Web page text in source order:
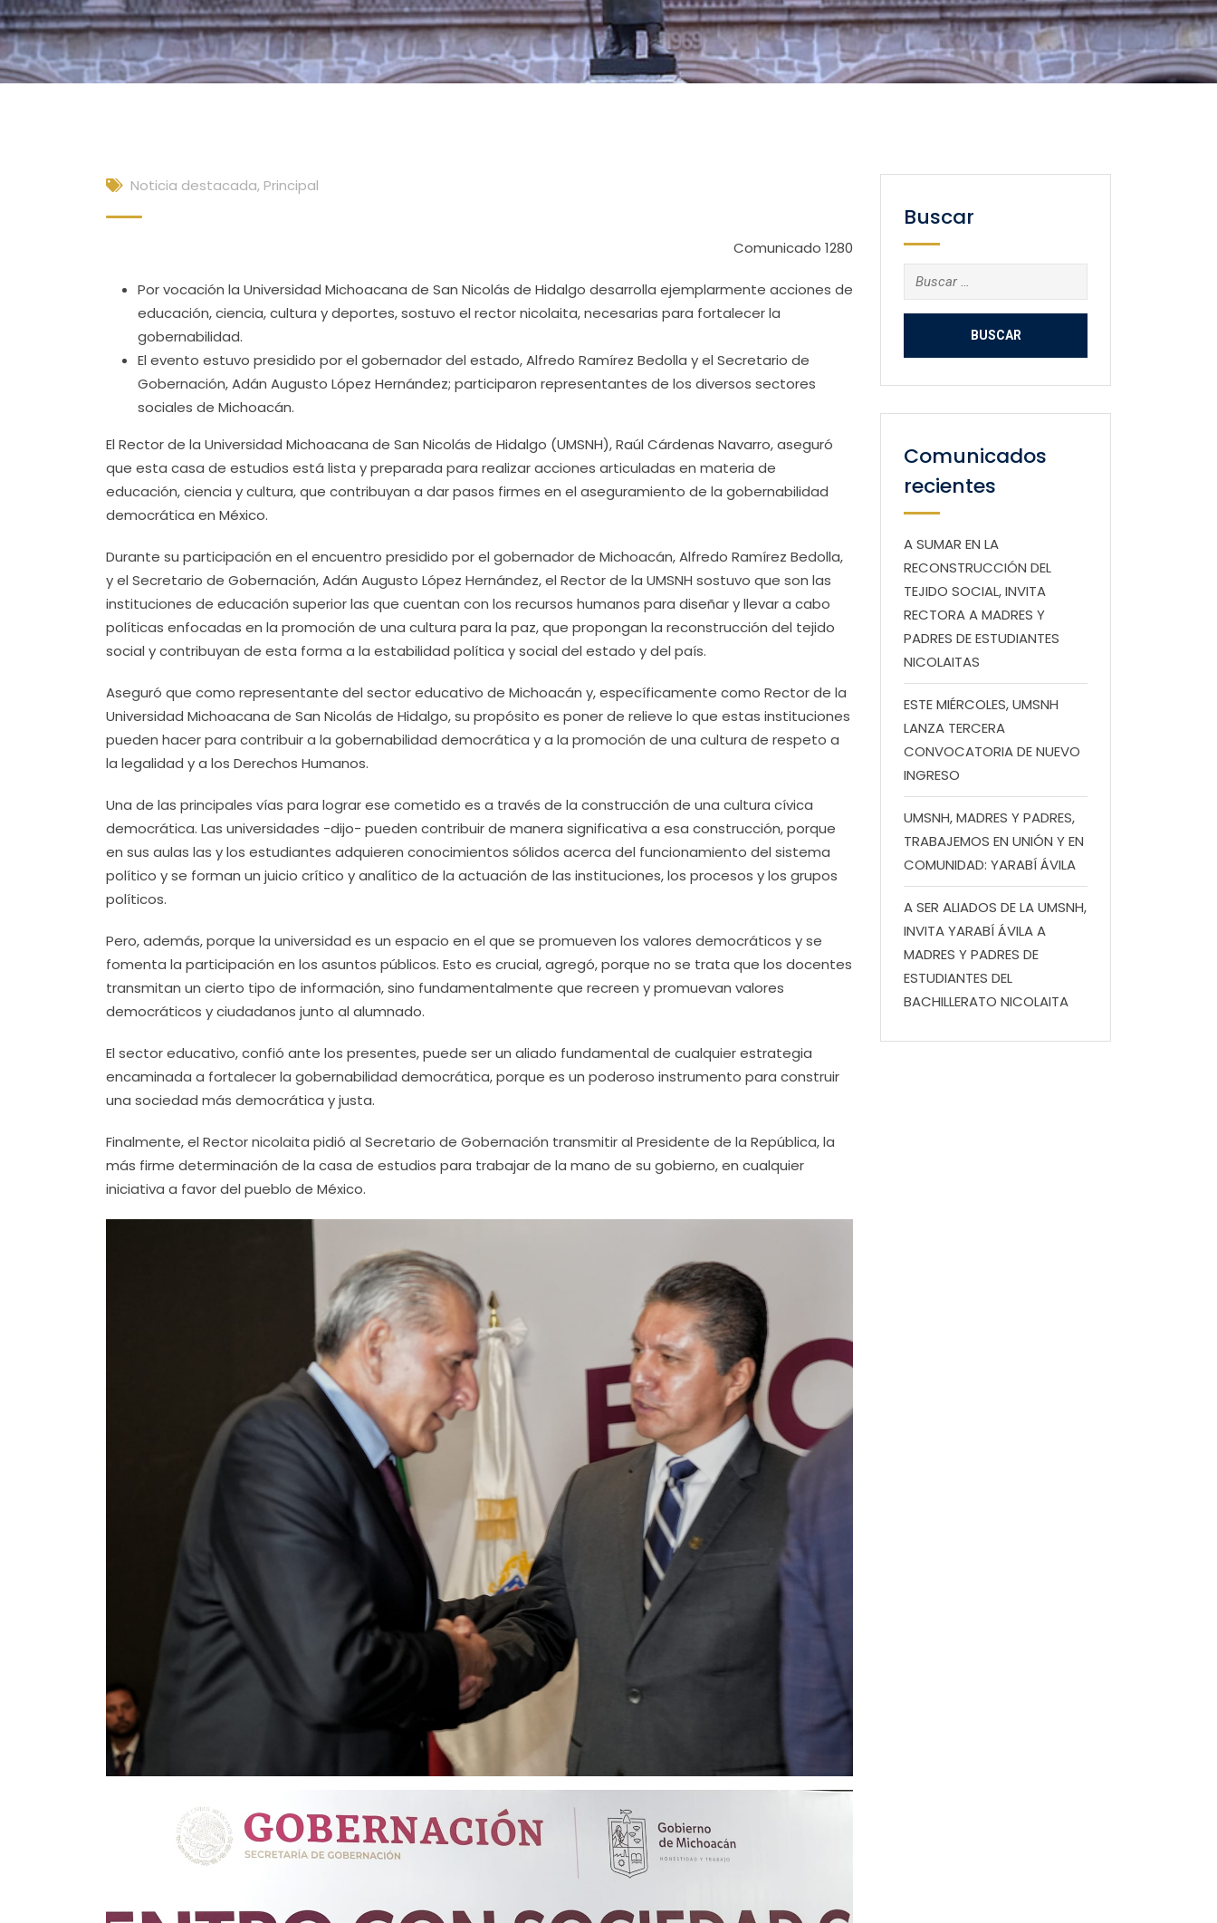
Noticia destacada, Principal
Comunicado 1280
Por vocación la Universidad Michoacana de San Nicolás de Hidalgo desarrolla ejemplarmente acciones de
educación, ciencia, cultura y deportes, sostuvo el rector nicolaita, necesarias para fortalecer la
gobernabilidad.
El evento estuvo presidido por el gobernador del estado, Alfredo Ramírez Bedolla y el Secretario de
Gobernación, Adán Augusto López Hernández; participaron representantes de los diversos sectores
sociales de Michoacán.
El Rector de la Universidad Michoacana de San Nicolás de Hidalgo (UMSNH), Raúl Cárdenas Navarro, aseguró
que esta casa de estudios está lista y preparada para realizar acciones articuladas en materia de
educación, ciencia y cultura, que contribuyan a dar pasos firmes en el aseguramiento de la gobernabilidad
democrática en México.
Durante su participación en el encuentro presidido por el gobernador de Michoacán, Alfredo Ramírez Bedolla,
y el Secretario de Gobernación, Adán Augusto López Hernández, el Rector de la UMSNH sostuvo que son las
instituciones de educación superior las que cuentan con los recursos humanos para diseñar y llevar a cabo
políticas enfocadas en la promoción de una cultura para la paz, que propongan la reconstrucción del tejido
social y contribuyan de esta forma a la estabilidad política y social del estado y del país.
Aseguró que como representante del sector educativo de Michoacán y, específicamente como Rector de la
Universidad Michoacana de San Nicolás de Hidalgo, su propósito es poner de relieve lo que estas instituciones
pueden hacer para contribuir a la gobernabilidad democrática y a la promoción de una cultura de respeto a
la legalidad y a los Derechos Humanos.
Una de las principales vías para lograr ese cometido es a través de la construcción de una cultura cívica
democrática. Las universidades -dijo- pueden contribuir de manera significativa a esa construcción, porque
en sus aulas las y los estudiantes adquieren conocimientos sólidos acerca del funcionamiento del sistema
político y se forman un juicio crítico y analítico de la actuación de las instituciones, los procesos y los grupos
políticos.
Pero, además, porque la universidad es un espacio en el que se promueven los valores democráticos y se
fomenta la participación en los asuntos públicos. Esto es crucial, agregó, porque no se trata que los docentes
transmitan un cierto tipo de información, sino fundamentalmente que recreen y promuevan valores
democráticos y ciudadanos junto al alumnado.
El sector educativo, confió ante los presentes, puede ser un aliado fundamental de cualquier estrategia
encaminada a fortalecer la gobernabilidad democrática, porque es un poderoso instrumento para construir
una sociedad más democrática y justa.
Finalmente, el Rector nicolaita pidió al Secretario de Gobernación transmitir al Presidente de la República, la
más firme determinación de la casa de estudios para trabajar de la mano de su gobierno, en cualquier
iniciativa a favor del pueblo de México.
Buscar
Buscar:
Comunicados
recientes
A SUMAR EN LA
RECONSTRUCCIÓN DEL
TEJIDO SOCIAL, INVITA
RECTORA A MADRES Y
PADRES DE ESTUDIANTES
NICOLAITAS
ESTE MIÉRCOLES, UMSNH
LANZA TERCERA
CONVOCATORIA DE NUEVO
INGRESO
UMSNH, MADRES Y PADRES,
TRABAJEMOS EN UNIÓN Y EN
COMUNIDAD: YARABÍ ÁVILA
A SER ALIADOS DE LA UMSNH,
INVITA YARABÍ ÁVILA A
MADRES Y PADRES DE
ESTUDIANTES DEL
BACHILLERATO NICOLAITA